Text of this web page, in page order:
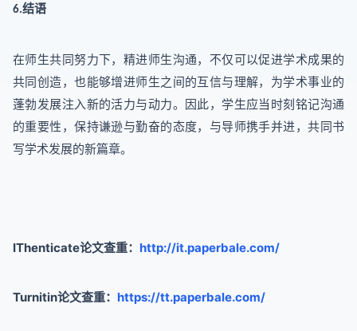
6.结语
在师生共同努力下，精进师生沟通，不仅可以促进学术成果的
共同创造，也能够增进师生之间的互信与理解，为学术事业的
蓬勃发展注入新的活力与动力。因此，学生应当时刻铭记沟通
的重要性，保持谦逊与勤奋的态度，与导师携手并进，共同书
写学术发展的新篇章。
IThenticate论文查重： http://it.paperbale.com/
Turnitin论文查重： https://tt.paperbale.com/